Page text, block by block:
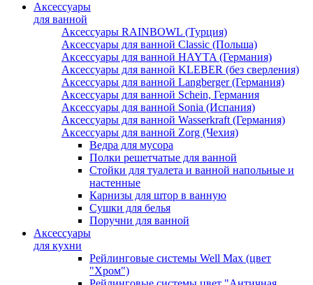
Аксессуары
для ванной
Аксессуары RAINBOWL (Турция)
Аксессуары для ванной Classic (Польша)
Аксессуары для ванной HAYTA (Германия)
Аксессуары для ванной KLEBER (без сверления)
Аксессуары для ванной Langberger (Германия)
Аксессуары для ванной Schein, Германия
Аксессуары для ванной Sonia (Испания)
Аксессуары для ванной Wasserkraft (Германия)
Аксессуары для ванной Zorg (Чехия)
Ведра для мусора
Полки решетчатые для ванной
Стойки для туалета и ванной напольные и
настенные
Карнизы для штор в ванную
Сушки для белья
Поручни для ванной
Аксессуары
для кухни
Рейлинговые системы Well Max (цвет
"Хром")